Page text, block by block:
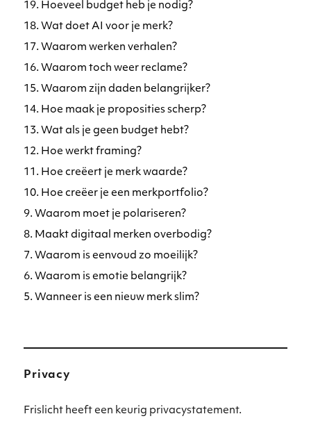
19. Hoeveel budget heb je nodig?
18. Wat doet AI voor je merk?
17. Waarom werken verhalen?
16. Waarom toch weer reclame?
15. Waarom zijn daden belangrijker?
14. Hoe maak je proposities scherp?
13. Wat als je geen budget hebt?
12. Hoe werkt framing?
11. Hoe creëert je merk waarde?
10. Hoe creëer je een merkportfolio?
9. Waarom moet je polariseren?
8. Maakt digitaal merken overbodig?
7. Waarom is eenvoud zo moeilijk?
6. Waarom is emotie belangrijk?
5. Wanneer is een nieuw merk slim?
Privacy
Frislicht heeft een keurig privacystatement.